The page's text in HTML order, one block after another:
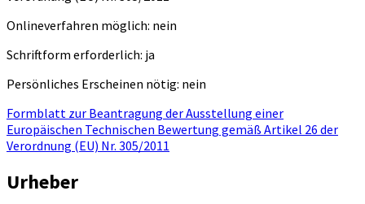
Onlineverfahren möglich: nein
Schriftform erforderlich: ja
Persönliches Erscheinen nötig: nein
Formblatt zur Beantragung der Ausstellung einer
Europäischen Technischen Bewertung gemäß Artikel 26 der
Verordnung (EU) Nr. 305/2011
Urheber